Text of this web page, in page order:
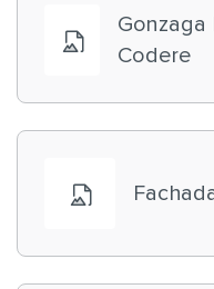
Gonzaga
Codere